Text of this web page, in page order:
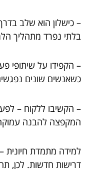
– כישלון הוא שלב
בלתי נפרד מתהליך
– הקפידו על שיתופי
כשאנשים שונים
– הקשיבו ללקוח –
המקפצה להבנה
למידה מתמדת חיונית
דרישות חדשות. לכן,